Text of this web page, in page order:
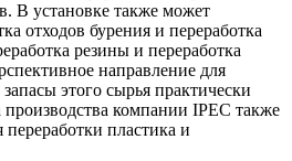
В установке также может
отходов бурения и переработка
резины и переработка
направление для
этого сырья практически
компании IPEC также
переработки пластика и